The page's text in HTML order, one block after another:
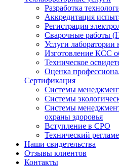
Разработка
Аккредитация
Регистрация
Сварочные работы
Услуги
Изготовление КСС
Техническое
Оценка
Сертификация
Системы
Системы
Системы
охраны здоровья
Вступление в СРО
Технический
Наши свидетельства
Отзывы клиентов
Контакты